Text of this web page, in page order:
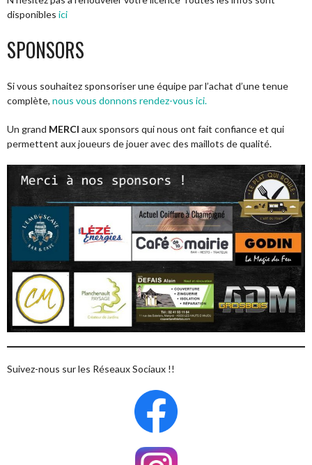
disponibles ici
SPONSORS
Si vous souhaitez sponsoriser une équipe par l’achat d’une tenue
complète, nous vous donnons rendez-vous ici.
Un grand MERCI aux sponsors qui nous ont fait confiance et qui
permettent aux joueurs de jouer avec des maillots de qualité.
Suivez-nous sur les Réseaux Sociaux !!